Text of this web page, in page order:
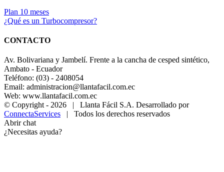
Plan 10 meses
¿Qué es un Turbocompresor?
CONTACTO
Av. Bolivariana y Jambelí. Frente a la cancha de cesped sintético,
Ambato - Ecuador
Teléfono: (03) - 2408054
Email: administracion@llantafacil.com.ec
Web: www.llantafacil.com.ec
© Copyright - 2026 | Llanta Fácil S.A. Desarrollado por
ConnectaServices | Todos los derechos reservados
Abrir chat
¿Necesitas ayuda?